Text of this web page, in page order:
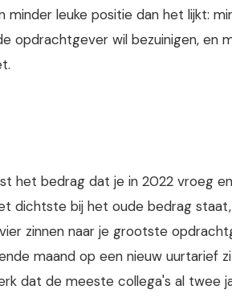
leuke positie dan het lijkt:
opdrachtgever wil bezuinigen, en
het bedrag dat je in 2022 vroeg
dichtste bij het oude bedrag
zinnen naar je grootste
maand op een nieuw uurtarief
dat de meeste collega's al twee